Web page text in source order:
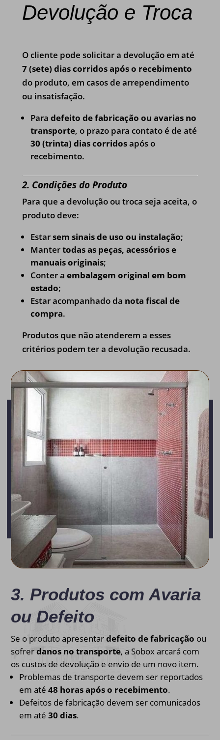
Devolução e Troca
O cliente pode solicitar a devolução em até
7 (sete) dias corridos após o recebimento
do produto, em casos de arrependimento
ou insatisfação.
Para defeito de fabricação ou avarias no
transporte, o prazo para contato é de até
30 (trinta) dias corridosapós o
recebimento.
2. Condições do Produto
Para que a devolução ou troca seja aceita, o
produto deve:
Estarsem sinais de uso ou instalação;
Mantertodas as peças, acessórios e
manuais originais;
Conter a embalagem original em bom
estado;
Estar acompanhado da nota fiscal de
compra.
Produtos que não atenderem a esses
critérios podem ter a devolução recusada.
3. Produtos com Avaria
ou Defeito
Se o produto apresentardefeito de fabricação ou
sofrerdanos no transporte, a Sobox arcará com
os custos de devolução e envio de um novo item.
Problemas de transporte devem ser reportados
em até48 horas após o recebimento.
Defeitos de fabricação devem ser comunicados
em até30 dias.